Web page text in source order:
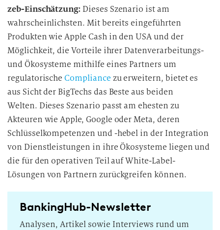
zeb-Einschätzung: Dieses Szenario ist am
wahrscheinlichsten. Mit bereits eingeführten
Produkten wie Apple Cash in den USA und der
Möglichkeit, die Vorteile ihrer Datenverarbeitungs-
und Ökosysteme mithilfe eines Partners um
regulatorischeCompliance zu erweitern, bietet es
aus Sicht der BigTechs das Beste aus beiden
Welten. Dieses Szenario passt am ehesten zu
Akteuren wie Apple, Google oder Meta, deren
Schlüsselkompetenzen und -hebel in der Integration
von Dienstleistungen in ihre Ökosysteme liegen und
die für den operativen Teil auf White-Label-
Lösungen von Partnern zurückgreifen können.
BankingHub-Newsletter
Analysen, Artikel sowie Interviews rund um